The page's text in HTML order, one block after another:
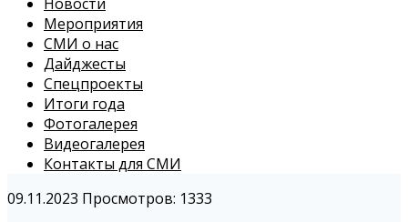
Новости
Мероприятия
СМИ о нас
Дайджесты
Спецпроекты
Итоги года
Фотогалерея
Видеогалерея
Контакты для СМИ
09.11.2023 Просмотров: 1333